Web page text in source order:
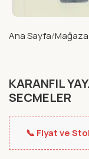
Ana Sayfa Mağaza
KARANFIL
SECMELER
📞 Fiyat ve